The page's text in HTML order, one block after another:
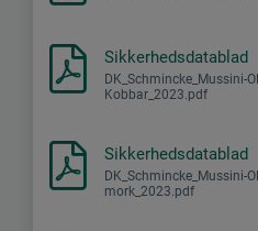
Sikkerhedsdatablad
DK_Schmincke_Mussini-
Kobbar_2023.pdf
Sikkerhedsdatablad
DK_Schmincke_Mussini-
mork_2023.pdf